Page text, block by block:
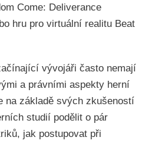
Come: Deliverance
hru pro virtuální realitu Beat
vývojáři často nemají
a právními aspekty herní
na základě svých zkušeností
studií podělit o pár
jak postupovat při